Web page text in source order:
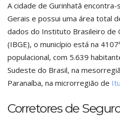
A cidade de Gurinhatã
Gerais e possui uma área total
dados do Instituto Brasileiro de
(IBGE), o município está na
populacional, com 5.639
Sudeste do Brasil, na
Paranaíba, na microrregião de
Corretores de